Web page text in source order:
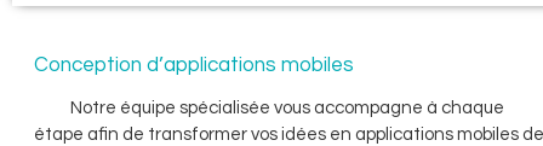
Conception d’applications mobiles
Notre équipe spécialisée vous accompagne à chaque
étape afin de transformer vos idées en applications mobiles